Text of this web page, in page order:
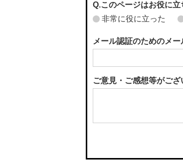
Q.このページはお役に立
非常に役に立った
メール認証のためのメー
ご意見・ご感想等がござ